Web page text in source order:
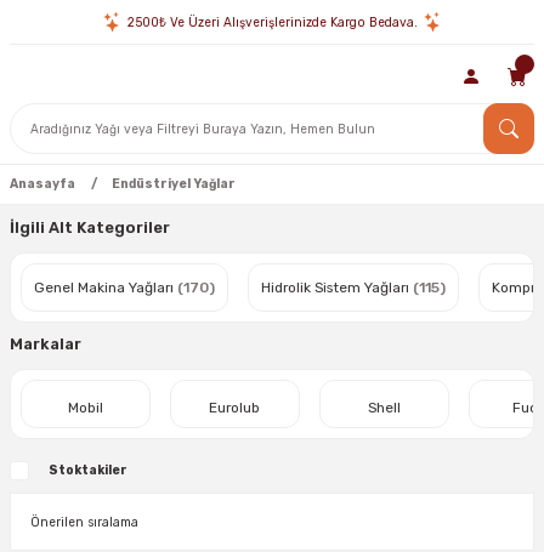
2500₺ Ve Üzeri Alışverişlerinizde Kargo Bedava.
Anasayfa Endüstriyel Yağlar
İlgili Alt Kategoriler
Genel Makina Yağları (170) Hidrolik Sistem Yağları (115)
Markalar
Mobil Eurolub Shell
Stoktakiler